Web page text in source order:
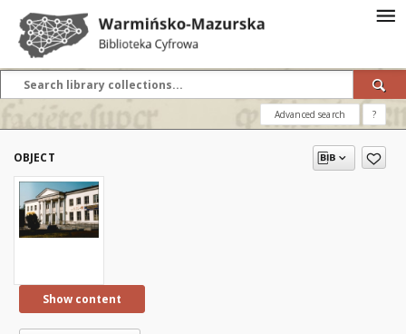
Advanced search ?
OBJECT
Show content